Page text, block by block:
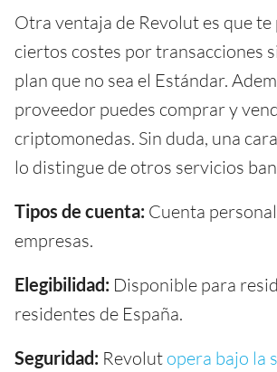
Otra ventaja de Revolut es que
ciertos costes por transacciones
plan que no sea el Estándar.
proveedor puedes comprar y
criptomonedas. Sin duda, una
lo distingue de otros servicios
Tipos de cuenta: Cuenta
empresas.
Elegibilidad: Disponible para
residentes de España.
Seguridad: Revolut opera bajo la